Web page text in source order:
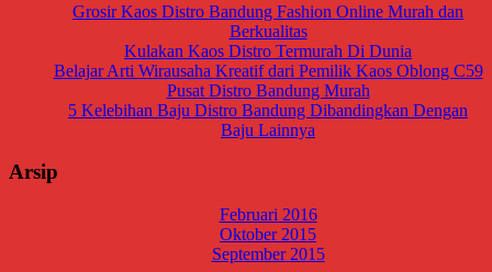
Grosir Kaos Distro Bandung Fashion Online Murah dan
Berkualitas
Kulakan Kaos Distro Termurah Di Dunia
Belajar Arti Wirausaha Kreatif dari Pemilik Kaos Oblong C59
Pusat Distro Bandung Murah
5 Kelebihan Baju Distro Bandung Dibandingkan Dengan
Baju Lainnya
Arsip
Februari 2016
Oktober 2015
September 2015